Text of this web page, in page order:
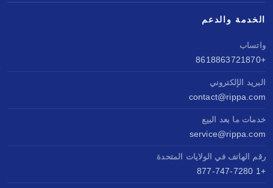
الخدمة والدعم
واتساب
+8618863721870
البريد الإلكتروني
contact@rippa.com
خدمات ما بعد البيع
service@rippa.com
رقم الهاتف في الولايات المتحدة
+1 877-747-7280